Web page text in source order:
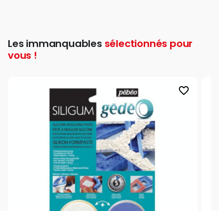
Les immanquables sélectionnés pour
vous !
favorite_border